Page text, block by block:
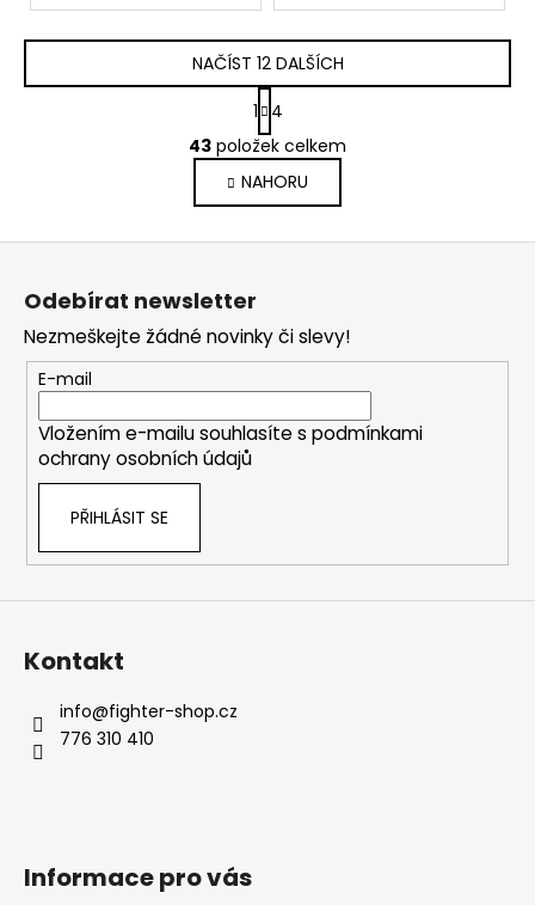
O
v
l
á
d
p
r
v
k
y
u
NAČÍST 12 DALŠÍCH
S
t
r
á
n
k
1
4
43 položek celkem
NAHORU
Z
Odebírat newsletter
Nezmeškejte žádné novinky či slevy!
E-mail
Vložením e-mailu souhlasíte s podmínkami
ochrany osobních údajů
PŘIHLÁSIT SE
Kontakt
info@fighter-shop.cz
776 310 410
Informace pro vás